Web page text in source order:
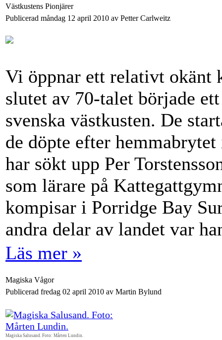
Västkustens Pionjärer
Publicerad måndag 12 april 2010 av Petter Carlweitz
Vi öppnar ett relativt okänt
slutet av 70-talet började
svenska västkusten. De
de döpte efter
har sökt upp Per
som lärare på
kompisar i Porridge Bay
andra delar av landet var
Läs mer »
Magiska Vågor
Publicerad fredag 02 april 2010 av Martin Bylund
Magiska Salusand. Foto: Mårten Lundin.